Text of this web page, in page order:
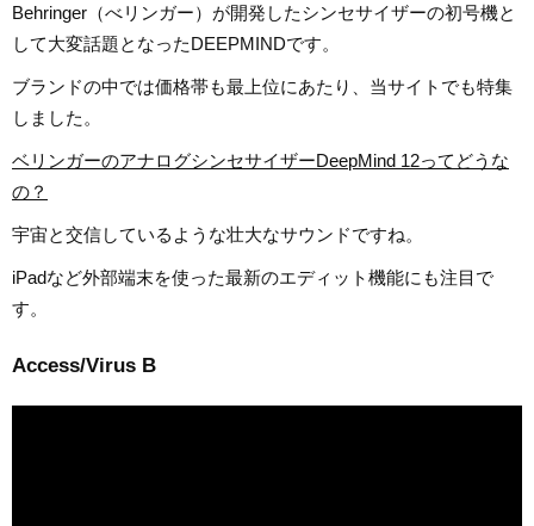
Behringer（べリンガー）が開発したシンセサイザーの初号機と
して大変話題となったDEEPMINDです。
ブランドの中では価格帯も最上位にあたり、当サイトでも特集
しました。
ベリンガーのアナログシンセサイザーDeepMind 12ってどうな
の？
宇宙と交信しているような壮大なサウンドですね。
iPadなど外部端末を使った最新のエディット機能にも注目で
す。
Access/Virus B